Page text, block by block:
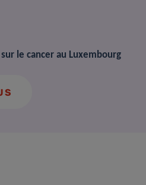
le cancer au Luxembourg